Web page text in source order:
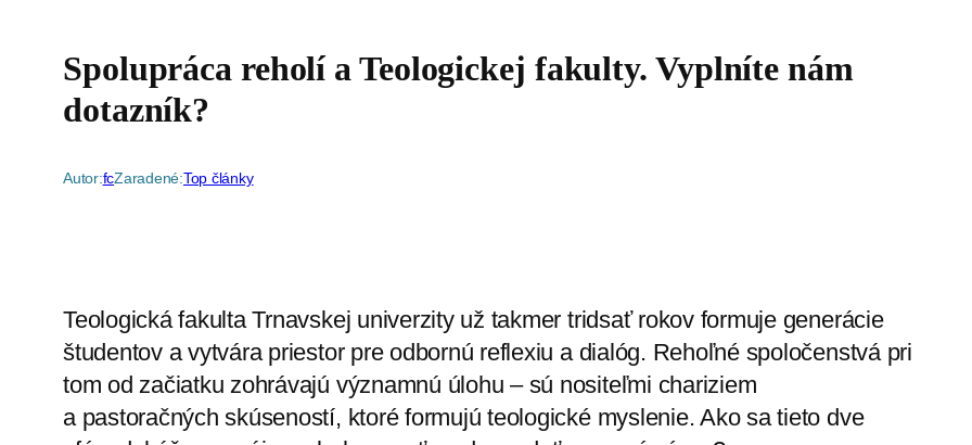
Spolupráca reholí a Teologickej fakulty. Vyplníte nám
dotazník?
Autor:fcZaradené:Top články
Teologická fakulta Trnavskej univerzity už takmer tridsať rokov formuje generácie
študentov a vytvára priestor pre odbornú reflexiu a dialóg. Rehoľné spoločenstvá pri
tom od začiatku zohrávajú významnú úlohu – sú nositeľmi chariziem
a pastoračných skúseností, ktoré formujú teologické myslenie. Ako sa tieto dve